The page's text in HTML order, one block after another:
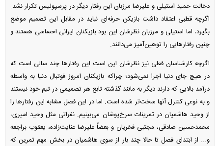
دخالت حمید استیلی و علیرضا مرزبان این رفتار دیگر در پرسپولیس تکرار نشد.
اگرچه قطبی اعتقاد داشت بازیکن حرفه‌ای نباید در مقابل این تصمیم موضع
بگیرد، اما استیلی و مرزبان نظرشان این بود بازیکنان ایرانی احساسی هستند و
چنین رفتار‌هایی را توهین‌آمیز می‌دانند.
اگرچه کارشناسان فعلی نیز نظرشان این است این رفتار‌ها چند سالی است که
در هیچ جای دنیا اجرا نمی‌شود؛ چراکه بازیکنان امروز فوتبال دنیا به واسطه
درآمد بالایی که دارند دیگر به مانند گذشته تابع هر تصمیمی در تیم خود نیستند
و به نوعی کنترل آنها سخت‌تر شده است. اما در این فصل مشابه این رفتار‌ها را
از وحید هاشمیان در تمرینات سرخ‌پوشان می‌بینیم. نفراتی مثل وحید امیری،
محمدحسین صادقی، مجتبی فخریان و بعضاً علیرضا عنایت‌زاده، یعقوب براجعه
و... از ابتدای فصل تا حالا چند بار از سوی هاشمیان در بخش مهم تمرین که